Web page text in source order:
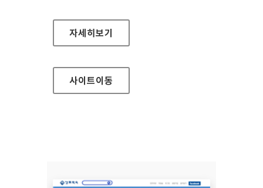
라네즈 홈페이지
자세히보기
사이트이동